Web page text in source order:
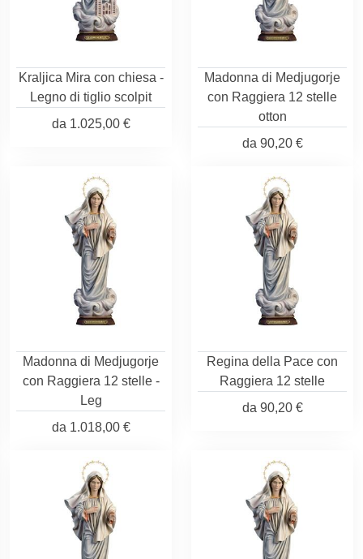
Kraljica Mira con chiesa -
Legno di tiglio scolpit
da 1.025,00 €
Madonna di Medjugorje
con Raggiera 12 stelle
otton
da 90,20 €
Madonna di Medjugorje
con Raggiera 12 stelle -
Leg
da 1.018,00 €
Regina della Pace con
Raggiera 12 stelle
da 90,20 €